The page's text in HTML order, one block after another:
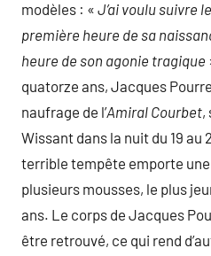
modèles : « J’ai voulu suivre
première heure de sa
heure de son agonie tragique
quatorze ans, Jacques
naufrage de l’Amiral Courbet,
Wissant dans la nuit du 19 au
terrible tempête emporte
plusieurs mousses, le plus
ans. Le corps de Jacques
être retrouvé, ce qui rend